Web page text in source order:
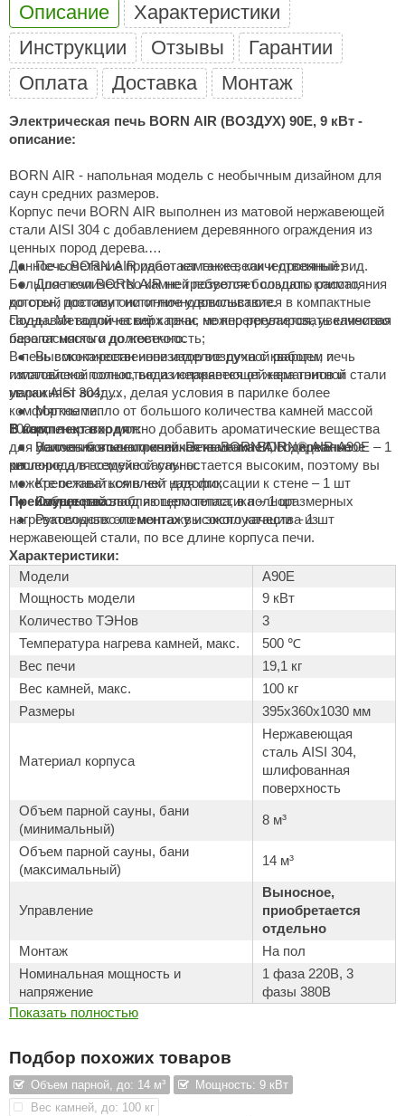
Woods
Light
Термо
Описание
Характеристики
Инструкции
Отзывы
Гарантии
Оплата
Доставка Монтаж
Электрическая печь BORN AIR (ВОЗДУХ) 90E, 9 кВт -
описание:
BORN AIR - напольная модель c необычным дизайном для
саун средних размеров.
Корпус печи BORN AIR выполнен из матовой нержавеющей
стали AISI 304 с добавлением деревянного ограждения из
ценных пород дерева.
Данное сочетание придает каменке величественный вид.
Большое количество камней позволяет создать климат,
который доставит истинное удовольствие.
Поддавая водой на верх печи, можно регулировать качество
пара от мягкого до жесткого.
В печь вмонтирован ионизатор воздуха с кварцем и
гималайской солью, вода испаряется от жара тэнов и
увлажняет воздух, делая условия в парилке более
комфортными.
В парогенератор можно добавить ароматические вещества
для усиления впечатлений. Печь BORN AIR - идеальное
решение для семейной сауны.
Преимущества:
Печь BORN AIR работает также, как и дровяные;
Для печи BORN AIR не требуется большого расстояния
до стен, поэтому они отлично вписываются в компактные
сауны. Металлический каркас не перегревается, увеличивая
безопасность и долговечность;
Высококачественное изделие ручной работы, печь
изготовлена полностью из нержавеющей немагнитной стали
марки AISI 304;
Мягкое тепло от большого количества камней массой
100 кг;
За счет большого количества камней, содержание
кислорода в воздухе сауны остается высоким, поэтому вы
можете оставаться в ней надолго;
Секрет расслабляющего тепла, в полноразмерных
нагревательных элементах высокого качества из
нержавеющей стали, по все длине корпуса печи.
В комплект входят:
Напольная электрическая каменка BORN® AIR А90Е – 1
шт
Крепежный комплект для фиксации к стене – 1 шт
Кабельный ввод из термопластика – 1 шт
Руководство по монтажу и эксплуатации – 1 шт
Характеристики:
Модели
A90E
Мощность модели
9 кВт
Количество ТЭНов
3
Температура нагрева камней, макс.
500 ℃
Вес печи
19,1 кг
Вес камней, макс.
100 кг
Размеры
395х360х1030 мм
Материал корпуса
Нержавеющая
сталь AISI 304,
шлифованная
поверхность
Объем парной сауны, бани
(минимальный)
8 м³
Объем парной сауны, бани
(максимальный)
14 м³
Управление
Выносное,
приобретается
отдельно
Монтаж
На пол
Номинальная мощность и
напряжение
1 фаза 220B, 3
фазы 380В
Показать полностью
Подбор похожих товаров
Объем парной, до: 14 м³
Мощность: 9 кВт
Вес камней, до: 100 кг